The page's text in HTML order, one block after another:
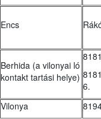
Encs
Berhida (a vilonyai ló
kontakt tartási helye)
6.
Vilonya